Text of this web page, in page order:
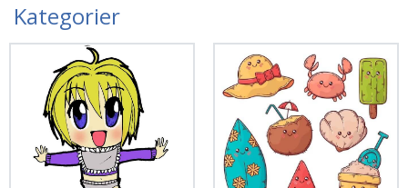
Kategorier